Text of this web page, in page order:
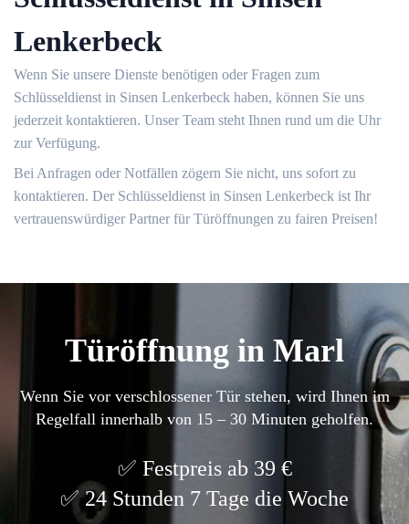
Lenkerbeck
Wenn Sie unsere Dienste benötigen oder Fragen zum
Schlüsseldienst in Sinsen Lenkerbeck haben, können Sie uns
jederzeit kontaktieren.​ Unser Team steht Ihnen rund um die Uhr
zur Verfügung.​
Bei Anfragen oder Notfällen zögern Sie nicht, uns sofort zu
kontaktieren.​ Der Schlüsseldienst in Sinsen Lenkerbeck ist Ihr
vertrauenswürdiger Partner für Türöffnungen zu fairen Preisen!​
Türöffnung in Marl
Wenn Sie vor verschlossener Tür stehen, wird Ihnen im
Regelfall innerhalb von 15 – 30 Minuten geholfen.
Festpreis ab 39 €
24 Stunden 7 Tage die Woche